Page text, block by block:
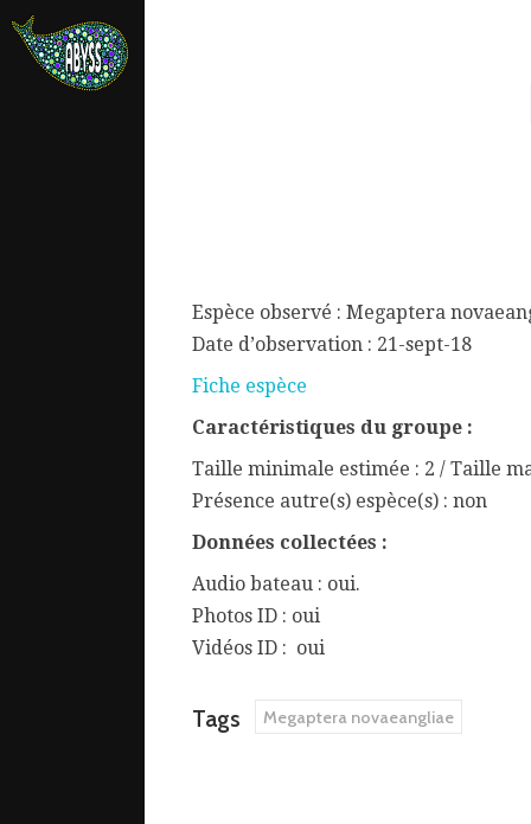
Espèce observé : Megaptera
Date d’observation : 21-sept-18
Fiche espèce
Caractéristiques du groupe :
Taille minimale estimée : 2 / Taille
Présence autre(s) espèce(s) : non
Données collectées :
Audio bateau : oui.
Photos ID : oui
Vidéos ID : oui
Tags Megaptera novaeangliae